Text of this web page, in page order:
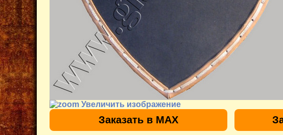
Увеличить изображение
Заказать в MAX